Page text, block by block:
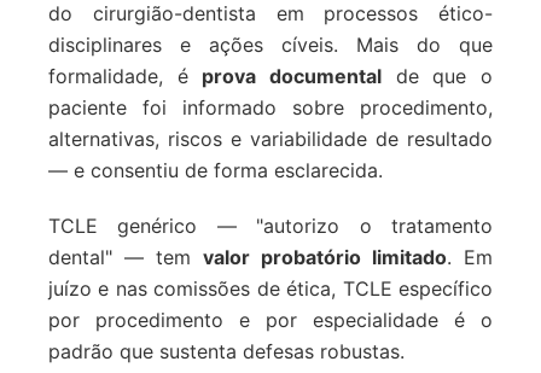
do cirurgião-dentista em processos ético-
disciplinares e ações cíveis. Mais do que
formalidade, é prova documental de que o
paciente foi informado sobre procedimento,
alternativas, riscos e variabilidade de resultado
— e consentiu de forma esclarecida.
TCLE genérico — "autorizo o tratamento
dental" — tem valor probatório limitado. Em
juízo e nas comissões de ética, TCLE específico
por procedimento e por especialidade é o
padrão que sustenta defesas robustas.